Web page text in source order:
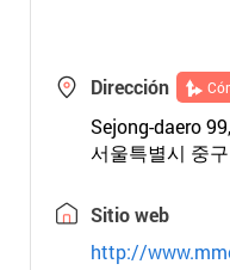
Dirección
Sejong-daero
서울특별시 중
Sitio web
http://